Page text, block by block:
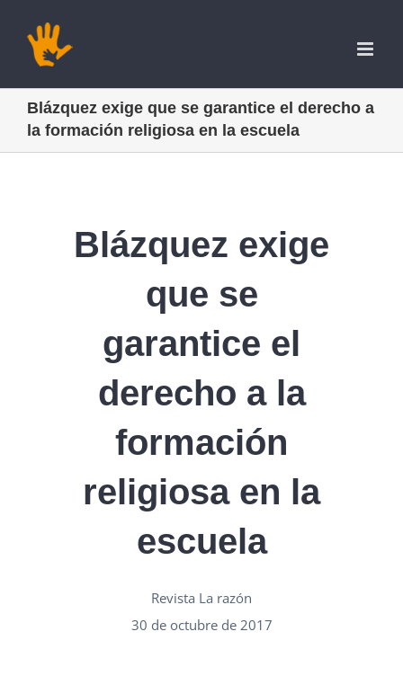
contenido
Blázquez exige que se garantice el derecho a
la formación religiosa en la escuela
Blázquez exige
que se
garantice el
derecho a la
formación
religiosa en la
escuela
Revista La razón
30 de octubre de 2017